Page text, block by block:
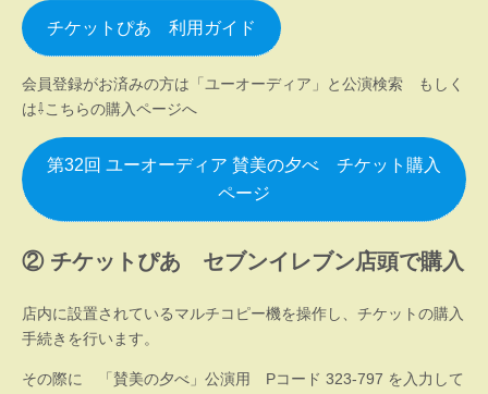
チケットぴあ 利用ガイド
会員登録がお済みの方は「ユーオーディア」と公演検索 もしく
は⇩こちらの購入ページへ
第32回 ユーオーディア 賛美の夕べ チケット購入
ページ
② チケットぴあ セブンイレブン店頭で購入
店内に設置されているマルチコピー機を操作し、チケットの購入
手続きを行います。
その際に 「賛美の夕べ」公演用 Pコード 323-797 を入力して